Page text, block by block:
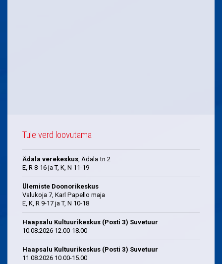
Tule verd loovutama
Ädala verekeskus, Ädala tn 2
E, R 8-16 ja T, K, N 11-19
Ülemiste Doonorikeskus
Valukoja 7, Karl Papello maja
E, K, R 9-17 ja T, N 10-18
Haapsalu Kultuurikeskus (Posti 3) Suvetuur
10.08.2026 12.00-18.00
Haapsalu Kultuurikeskus (Posti 3) Suvetuur
11.08.2026 10.00-15.00